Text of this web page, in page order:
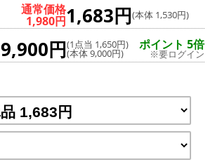
通常価格
1,980円1,683円(本体 1,530円)
9,900円(1点当 1,650円)
(本体 9,000円)
ポイント 5倍
※要ログイン